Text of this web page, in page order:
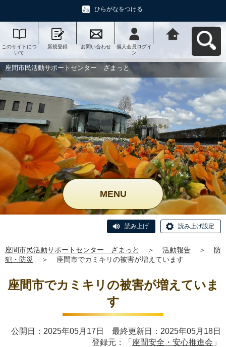
ひらがなをつける
このサイトにつ
いて
新規登録 お問い合わせ
個人会員ログイ
ン
ー ざまっとへ
座間市民活動サポートセンター ざまっと
MENU
読み上げ 読み上げ設定
座間市民活動サポートセンター ざまっと ＞ 活動報告 ＞
防
犯・防災
＞ 座間市でカミキリの被害が増えています
座間市でカミキリの被害が増えていま
す
公開日：2025年05月17日 最終更新日：2025年05月18日
登録元：「 座間安全・安心推進会 」